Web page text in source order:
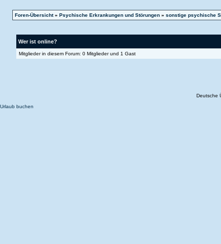
Foren-Übersicht» Psychische Erkrankungen und Störungen» sonstige psychische
Wer ist online?
Mitglieder in diesem Forum: 0 Mitglieder und 1 Gast
Deutsche
Urlaub buchen